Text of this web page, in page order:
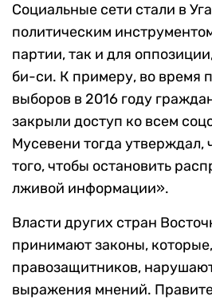
Социальные сети стали в
политическим
партии, так и для
би-си. К примеру, во время
выборов в 2016 году
закрыли доступ ко всем
Мусевени тогда утверждал,
того, чтобы остановить
лживой информации».
Власти других стран
принимают законы,
правозащитников,
выражения мнений.